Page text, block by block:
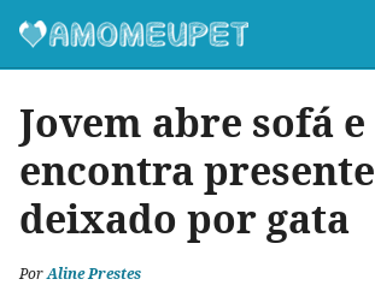
Jovem abre sofá e
encontra presente
deixado por gata
PorAline Prestes